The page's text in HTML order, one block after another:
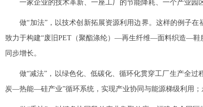
一家企业的技术革新、一座工厂的节能降耗、一个产业园区
做“加法”，以技术创新拓展资源利用边界。这样的例子在
致力于构建“废旧PET（聚酯涤纶）—再生纤维—面料织造—鞋
同步增长。
做“减法”，以绿色化、低碳化、循环化贯穿工厂生产全过
炭—热能—硅产业”循环系统，实现产业协同与能源梯级利用